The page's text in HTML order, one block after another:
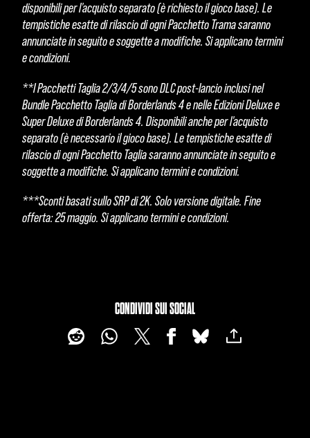
disponibili per l'acquisto separato (è richiesto il gioco base). Le
tempistiche esatte di rilascio di ogni Pacchetto Trama saranno
annunciate in seguito e soggette a modifiche. Si applicano termini
e condizioni.
**I Pacchetti Taglia 2/3/4/5 sono DLC post-lancio inclusi nel
Bundle Pacchetto Taglia di Borderlands 4 e nelle Edizioni Deluxe e
Super Deluxe di Borderlands 4. Disponibili anche per l'acquisto
separato (è necessario il gioco base). Le tempistiche esatte di
rilascio di ogni Pacchetto Taglia saranno annunciate in seguito e
soggette a modifiche. Si applicano termini e condizioni.
***Sconti basati sullo SRP di 2K. Solo versione digitale. Fine
offerta: 25 maggio. Si applicano termini e condizioni.
CONDIVIDI SUI SOCIAL